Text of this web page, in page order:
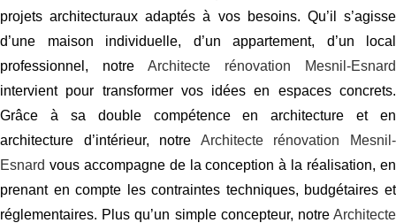
projets architecturaux adaptés à vos besoins. Qu’il s’agisse
d’une maison individuelle, d’un appartement, d’un local
professionnel, notre Architecte rénovation Mesnil-Esnard
intervient pour transformer vos idées en espaces concrets.
Grâce à sa double compétence en architecture et en
architecture d’intérieur, notre Architecte rénovation Mesnil-
Esnard vous accompagne de la conception à la réalisation, en
prenant en compte les contraintes techniques, budgétaires et
réglementaires. Plus qu’un simple concepteur, notre Architecte